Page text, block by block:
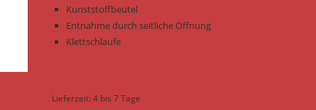
Kunststoffbeutel
Entnahme durch seitliche Öffnung
Klettschlaufe
Lieferzeit:4 bis 7 Tage